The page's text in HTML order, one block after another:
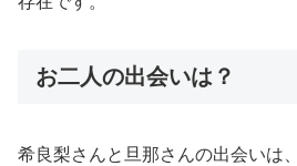
お二人の出会いは？
希良梨さんと旦那さんの出会いは